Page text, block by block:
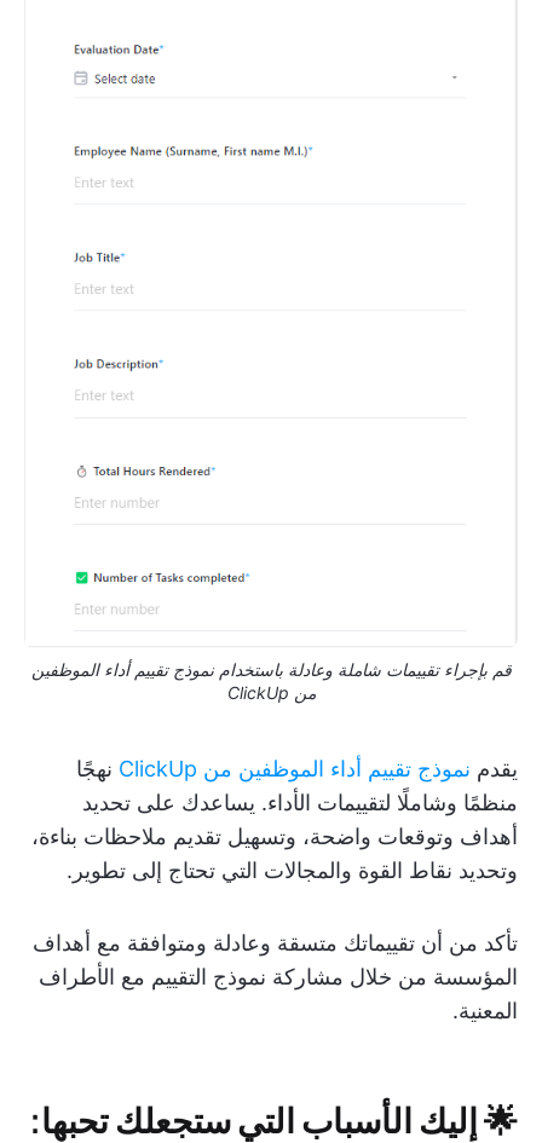
قم بإجراء تقييمات شاملة وعادلة باستخدام نموذج تقييم أداء الموظفين
من ClickUp
يقدم نموذج تقييم أداء الموظفين من ClickUp
نهجًا
منظمًا وشاملًا لتقييمات الأداء. يساعدك على تحديد
أهداف وتوقعات واضحة، وتسهيل تقديم ملاحظات بناءة،
وتحديد نقاط القوة والمجالات التي تحتاج إلى تطوير.
تأكد من أن تقييماتك متسقة وعادلة ومتوافقة مع أهداف
المؤسسة من خلال مشاركة نموذج التقييم مع الأطراف
المعنية.
🌟 إليك الأسباب التي ستجعلك تحبها: